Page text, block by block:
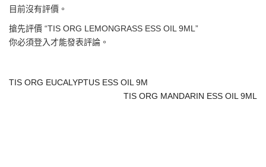
目前沒有評價。
搶先評價 “TIS ORG LEMONGRASS ESS OIL 9ML”
你必須登入 才能發表評論。
TIS ORG EUCALYPTUS ESS OIL 9M
TIS ORG MANDARIN ESS OIL 9ML